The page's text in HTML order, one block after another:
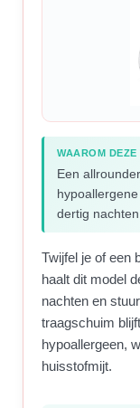
WAAROM DEZE
Een
dertig
Twijfel je of een
haalt dit model
nachten en
traagschuim
hypoallergeen,
huisstofmijt.